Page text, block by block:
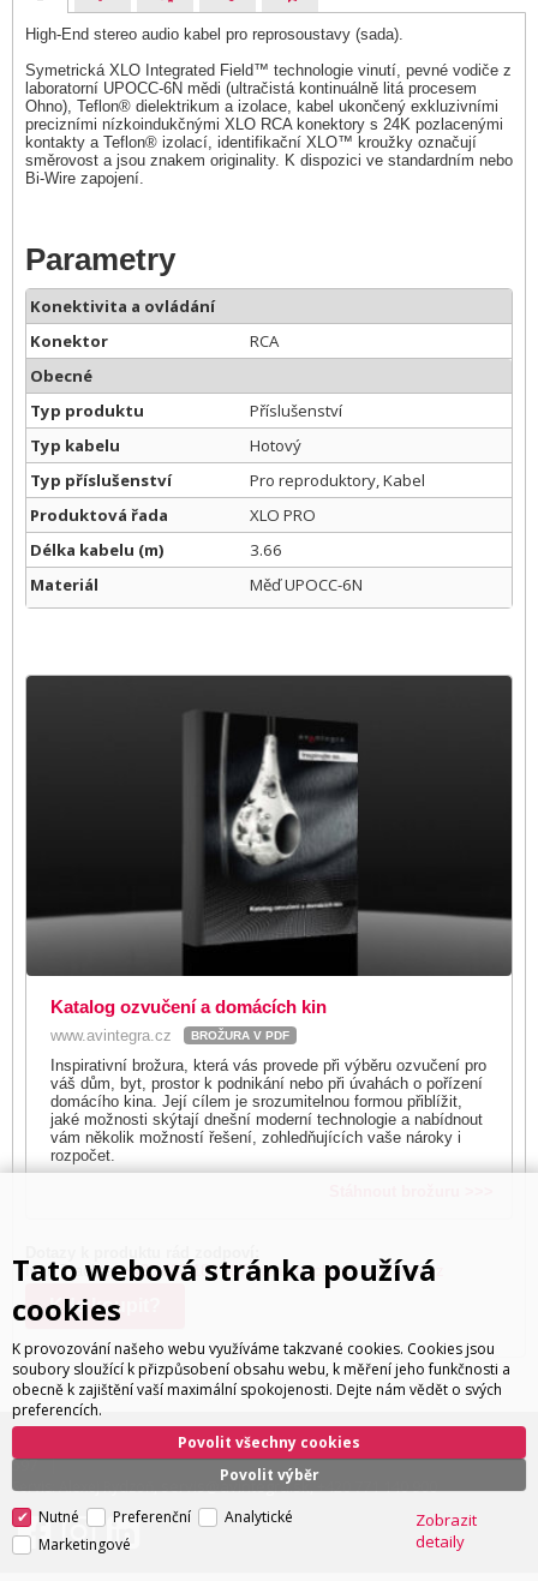
High-End stereo audio kabel pro reprosoustavy (sada).
Symetrická XLO Integrated Field™ technologie vinutí, pevné vodiče z
laboratorní UPOCC-6N mědi (ultračistá kontinuálně litá procesem
Ohno), Teflon® dielektrikum a izolace, kabel ukončený exkluzivními
precizními nízkoindukčnými XLO RCA konektory s 24K pozlacenými
kontakty a Teflon® izolací, identifikační XLO™ kroužky označují
směrovost a jsou znakem originality. K dispozici ve standardním nebo
Bi-Wire zapojení.
Parametry
Konektivita a ovládání
Konektor
RCA
Obecné
Typ produktu
Příslušenství
Typ kabelu
Hotový
Typ příslušenství
Pro reproduktory, Kabel
Produktová řada
XLO PRO
Délka kabelu (m)
3.66
Materiál
Měď UPOCC-6N
Katalog ozvučení a domácích kin
www.avintegra.cz BROŽURA V PDF
Inspirativní brožura, která vás provede při výběru ozvučení pro
váš dům, byt, prostor k podnikání nebo při úvahách o pořízení
domácího kina. Její cílem je srozumitelnou formou přiblížit,
jaké možnosti skýtají dnešní moderní technologie a nabídnout
vám několik možností řešení, zohledňujících vaše nároky i
rozpočet.
Ivan Trachta,+420 602 180 597, ivan.trachta@avintegra.cz
Kde koupit?
ivan.trachta@avintegra.cz
597
Servis: Alexej Rydzoň,servis@avintegra.sk,+420 771 140 900
Tato webová stránka používá
cookies
K provozování našeho webu využíváme takzvané cookies. Cookies jsou
soubory sloužící k přizpůsobení obsahu webu, k měření jeho funkčnosti a
obecně k zajištění vaší maximální spokojenosti. Dejte nám vědět o svých
preferencích.
Povolit výběr
Povolit všechny cookies
Nutné Preferenční
Analytické
Marketingové
Zobrazit
detaily